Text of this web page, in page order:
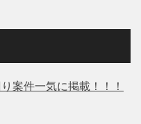
案件一気に掲載！！！